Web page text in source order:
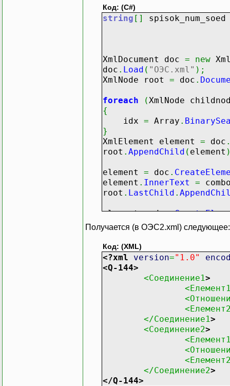
Код: (C#)
string [ ]
XmlDocument doc = new
doc . Load ( "ОЭС.xml" ) ;
XmlNode root = doc .
foreach ( XmlNode
{
idx = Array .
}
XmlElement element = doc
root . AppendChild ( element
element = doc .
element . InnerText =
root . LastChild .
element=doc.
element .InnerText =
root
LastChild .
element=doc.
element
root
LastChild.
"ОЭС2.xml");
Получается (в ОЭС2.xml) следующее:
Код: (XML)
<?xml version="1.0"
<Q-144>
<Соединение1>
</Соединение1>
<Соединение2>
</Соединение2>
</Q-144>